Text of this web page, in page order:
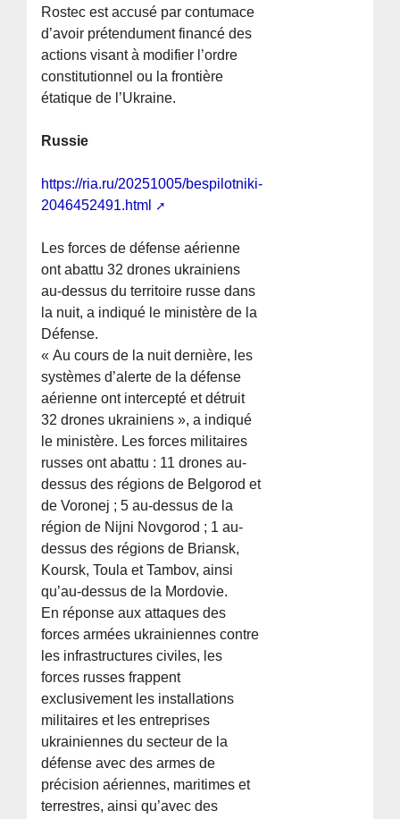
Rostec est accusé par contumace
d’avoir prétendument financé des
actions visant à modifier l’ordre
constitutionnel ou la frontière
étatique de l’Ukraine.
Russie
https://ria.ru/20251005/bespilotniki-
2046452491.html
Les forces de défense aérienne
ont abattu 32 drones ukrainiens
au-dessus du territoire russe dans
la nuit, a indiqué le ministère de la
Défense.
« Au cours de la nuit dernière, les
systèmes d’alerte de la défense
aérienne ont intercepté et détruit
32 drones ukrainiens », a indiqué
le ministère. Les forces militaires
russes ont abattu : 11 drones au-
dessus des régions de Belgorod et
de Voronej ; 5 au-dessus de la
région de Nijni Novgorod ; 1 au-
dessus des régions de Briansk,
Koursk, Toula et Tambov, ainsi
qu’au-dessus de la Mordovie.
En réponse aux attaques des
forces armées ukrainiennes contre
les infrastructures civiles, les
forces russes frappent
exclusivement les installations
militaires et les entreprises
ukrainiennes du secteur de la
défense avec des armes de
précision aériennes, maritimes et
terrestres, ainsi qu’avec des